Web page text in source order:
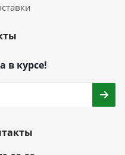
в курсе!